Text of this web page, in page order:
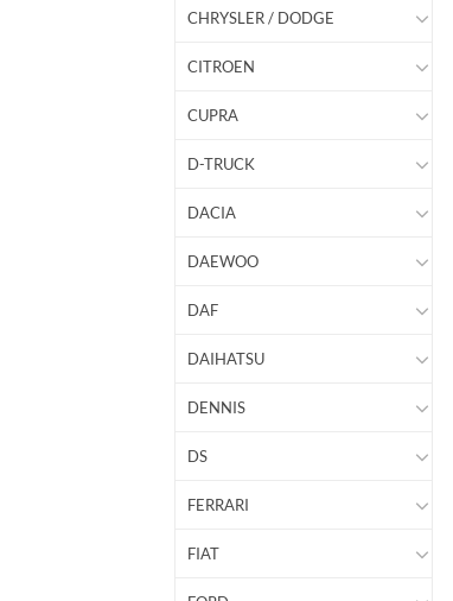
CHRYSLER / DODGE
CITROEN
CUPRA
D-TRUCK
DACIA
DAEWOO
DAF
DAIHATSU
DENNIS
DS
FERRARI
FIAT
АКУСТИЧНО + СОЛАРНО
задно ляво с уплътнение